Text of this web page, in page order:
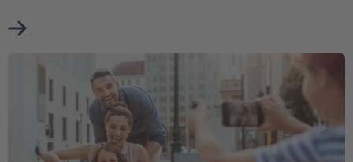
Mehr über Hausratversicherung erfahren
Weiter zu Haftpflichtversicherung